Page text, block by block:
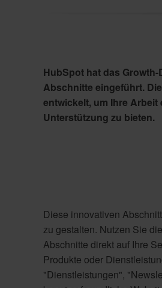
HubSpot hat das
Abschnitte eingeführt.
entwickelt, um Ihre
Unterstützung zu bieten.
Diese innovativen
zu gestalten. Nutzen Sie
Abschnitte direkt auf Ihre
Produkte oder
"Dienstleistungen",